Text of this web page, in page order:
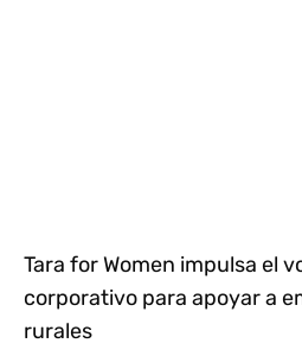
Tara for Women impulsa el
corporativo para apoyar a
rurales